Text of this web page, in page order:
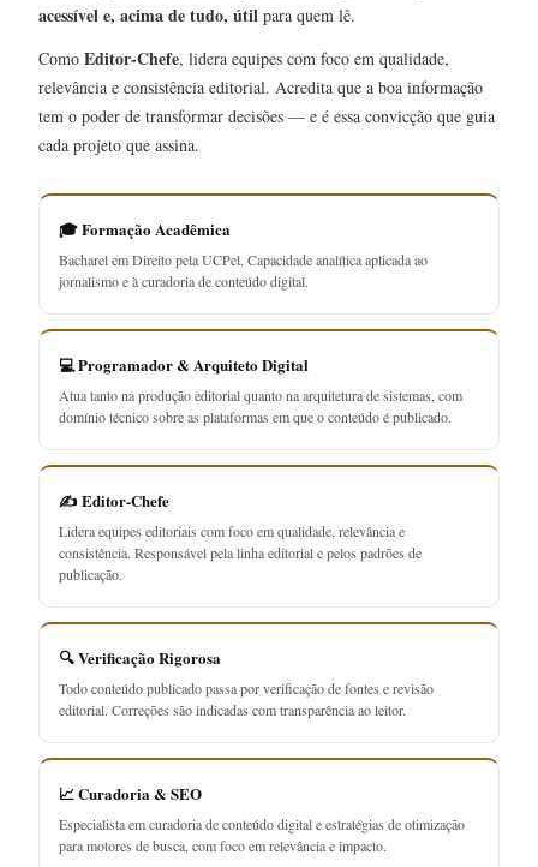
acessível e, acima de tudo, útil para quem lê.
Como Editor-Chefe, lidera equipes com foco em qualidade,
relevância e consistência editorial. Acredita que a boa informação
tem o poder de transformar decisões — e é essa convicção que guia
cada projeto que assina.
🎓 Formação Acadêmica
Bacharel em Direito pela UCPel. Capacidade analítica aplicada ao
jornalismo e à curadoria de conteúdo digital.
💻 Programador & Arquiteto Digital
Atua tanto na produção editorial quanto na arquitetura de sistemas, com
domínio técnico sobre as plataformas em que o conteúdo é publicado.
✍️ Editor-Chefe
Lidera equipes editoriais com foco em qualidade, relevância e
consistência. Responsável pela linha editorial e pelos padrões de
publicação.
🔍 Verificação Rigorosa
Todo conteúdo publicado passa por verificação de fontes e revisão
editorial. Correções são indicadas com transparência ao leitor.
📈 Curadoria & SEO
Especialista em curadoria de conteúdo digital e estratégias de otimização
para motores de busca, com foco em relevância e impacto.